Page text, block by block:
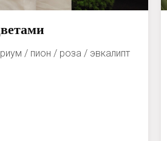
/ пион / роза / эвкалипт